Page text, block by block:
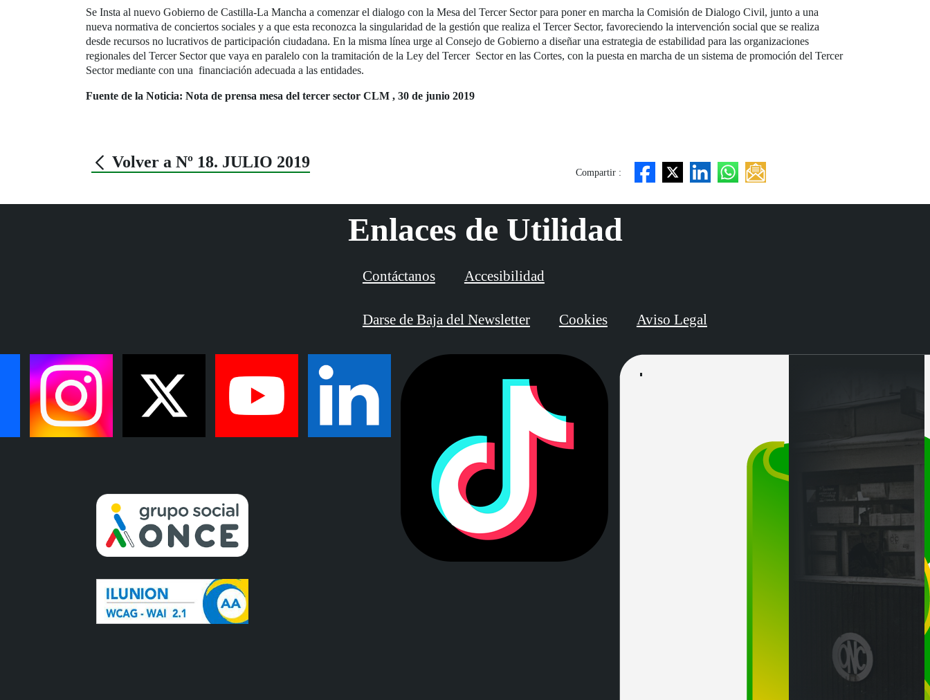
Se Insta al nuevo Gobierno de Castilla-La Mancha a comenzar el dialogo con la Mesa del Tercer Sector para poner en marcha la Comisión de Dialogo Civil, junto a una
nueva normativa de conciertos sociales y a que esta reconozca la singularidad de la gestión que realiza el Tercer Sector, favoreciendo la intervención social que se realiza
desde recursos no lucrativos de participación ciudadana. En la misma línea urge al Consejo de Gobierno a diseñar una estrategia de estabilidad para las organizaciones
regionales del Tercer Sector que vaya en paralelo con la tramitación de la Ley del Tercer Sector en las Cortes, con la puesta en marcha de un sistema de promoción del Tercer
Sector mediante con una financiación adecuada a las entidades.
Fuente de la Noticia: Nota de prensa mesa del tercer sector CLM , 30 de junio 2019
Volver a Nº 18. JULIO 2019
Compartir :
Enlaces de Utilidad
Contáctanos Accesibilidad
Darse de Baja del Newsletter Cookies Aviso Legal